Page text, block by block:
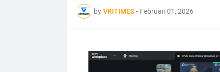
by VRITIMES - Februari 01, 2026